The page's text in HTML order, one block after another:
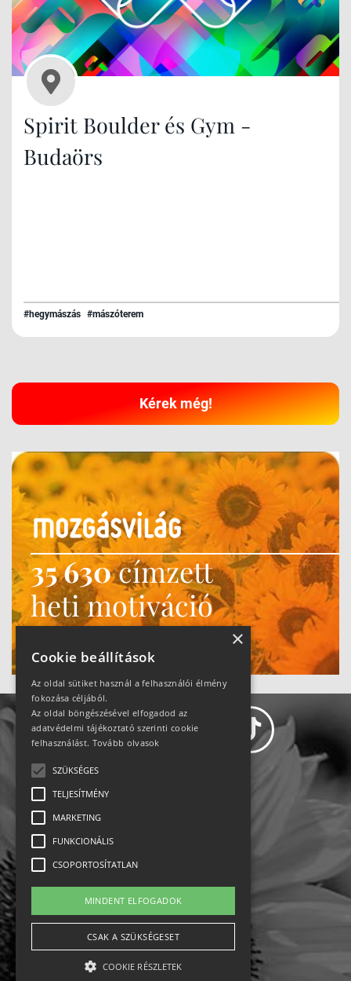
Spirit Boulder és Gym -
Budaörs
#hegymászás #mászóterem
Kérek még!
35 630címzett
heti motiváció
Ne maradj le!
Impresszum-kapcsolat
Jogi nyilatkozat
Rólunk
English
×
Cookie beállítások
Az oldal sütiket használ a felhasználói élmény
fokozása céljából.
Az oldal böngészésével elfogadod az
adatvédelmi tájékoztató szerinti cookie
felhasználást. Tovább olvasok
SZÜKSÉGES
TELJESÍTMÉNY
MARKETING
FUNKCIONÁLIS
CSOPORTOSÍTATLAN
MINDENT ELFOGADOK
CSAK A SZÜKSÉGESET
COOKIE RÉSZLETEK